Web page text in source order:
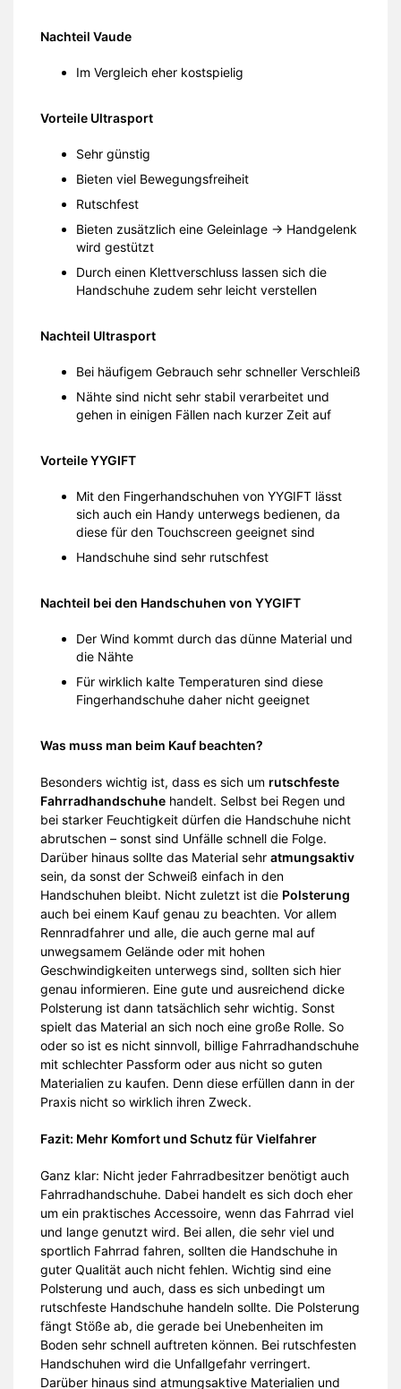
Nachteil Vaude
Im Vergleich eher kostspielig
Vorteile Ultrasport
Sehr günstig
Bieten viel Bewegungsfreiheit
Rutschfest
Bieten zusätzlich eine Geleinlage -> Handgelenk
wird gestützt
Durch einen Klettverschluss lassen sich die
Handschuhe zudem sehr leicht verstellen
Nachteil Ultrasport
Bei häufigem Gebrauch sehr schneller Verschleiß
Nähte sind nicht sehr stabil verarbeitet und
gehen in einigen Fällen nach kurzer Zeit auf
Vorteile YYGIFT
Mit den Fingerhandschuhen von YYGIFT lässt
sich auch ein Handy unterwegs bedienen, da
diese für den Touchscreen geeignet sind
Handschuhe sind sehr rutschfest
Nachteil bei den Handschuhen von YYGIFT
Der Wind kommt durch das dünne Material und
die Nähte
Für wirklich kalte Temperaturen sind diese
Fingerhandschuhe daher nicht geeignet
Was muss man beim Kauf beachten?
Besonders wichtig ist, dass es sich um rutschfeste
Fahrradhandschuhe handelt. Selbst bei Regen und
bei starker Feuchtigkeit dürfen die Handschuhe nicht
abrutschen – sonst sind Unfälle schnell die Folge.
Darüber hinaus sollte das Material sehr atmungsaktiv
sein, da sonst der Schweiß einfach in den
Handschuhen bleibt. Nicht zuletzt ist die Polsterung
auch bei einem Kauf genau zu beachten. Vor allem
Rennradfahrer und alle, die auch gerne mal auf
unwegsamem Gelände oder mit hohen
Geschwindigkeiten unterwegs sind, sollten sich hier
genau informieren. Eine gute und ausreichend dicke
Polsterung ist dann tatsächlich sehr wichtig. Sonst
spielt das Material an sich noch eine große Rolle. So
oder so ist es nicht sinnvoll, billige Fahrradhandschuhe
mit schlechter Passform oder aus nicht so guten
Materialien zu kaufen. Denn diese erfüllen dann in der
Praxis nicht so wirklich ihren Zweck.
Fazit: Mehr Komfort und Schutz für Vielfahrer
Ganz klar: Nicht jeder Fahrradbesitzer benötigt auch
Fahrradhandschuhe. Dabei handelt es sich doch eher
um ein praktisches Accessoire, wenn das Fahrrad viel
und lange genutzt wird. Bei allen, die sehr viel und
sportlich Fahrrad fahren, sollten die Handschuhe in
guter Qualität auch nicht fehlen. Wichtig sind eine
Polsterung und auch, dass es sich unbedingt um
rutschfeste Handschuhe handeln sollte. Die Polsterung
fängt Stöße ab, die gerade bei Unebenheiten im
Boden sehr schnell auftreten können. Bei rutschfesten
Handschuhen wird die Unfallgefahr verringert.
Darüber hinaus sind atmungsaktive Materialien und